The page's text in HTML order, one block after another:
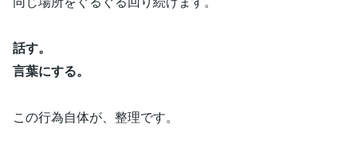
話す。
言葉にする。
この行為自体が、整理です。